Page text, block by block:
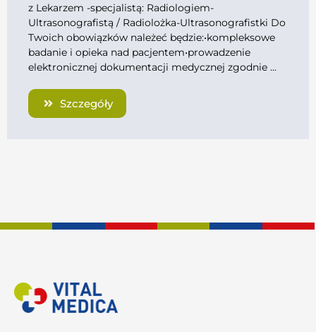
z Lekarzem -specjalistą: Radiologiem-
Ultrasonografistą / Radiolożka-Ultrasonografistki Do
Twoich obowiązków należeć będzie:•kompleksowe
badanie i opieka nad pacjentem•prowadzenie
elektronicznej dokumentacji medycznej zgodnie ...
Szczegóły